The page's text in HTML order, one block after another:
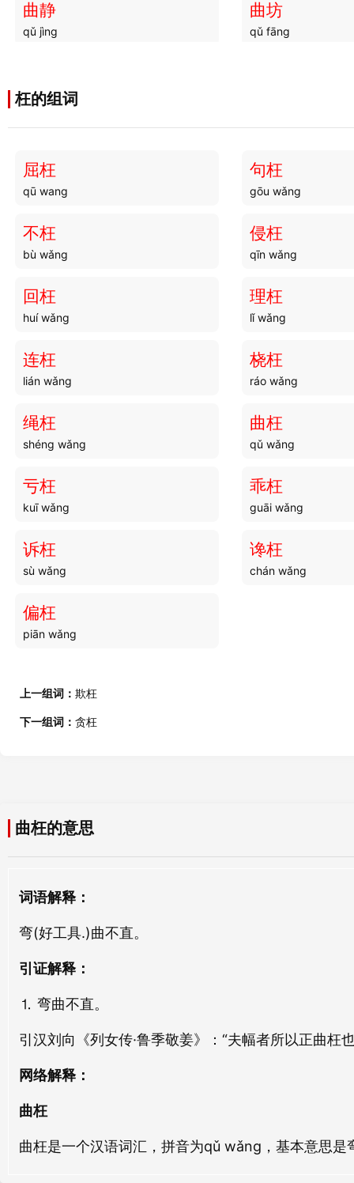
曲静
qǔ jìng
曲坊
qǔ fāng
qǔ xiàn
曲柄 曲直
曲隈 曲蟮
曲昭 曲解
曲伎 曲衍
曲牌 曲车
曲调 曲蹴
曲球 曲酒
曲线
qǔ xiá
曲局
qǔ jú qǔ xiàn
曲偻
曲谱
qǔ pǔ
qū chǐ qǔ xiāo
曲垂
qǔ chuí
曲迳 曲中
枉的组词
屈枉
qū wang
句枉
gōu wǎng
不枉
bù wǎng
侵枉
qīn wǎng
回枉
huí wǎng
理枉
lǐ wǎng
连枉
lián wǎng
桡枉
ráo wǎng
绳枉
shéng wǎng
曲枉
qǔ wǎng
亏枉
kuī wǎng
乖枉
guāi wǎng
诉枉
sù wǎng
谗枉
chán wǎng
偏枉
piān wǎng
上一组词： 欺枉
下一组词： 贪枉
曲枉的意思
词语解释：
弯(好工具.)曲不直。
引证解释：
⒈ 弯曲不直。
引汉刘向《列女传·鲁季敬姜》：“夫幅者所以正曲枉
网络解释：
曲枉
曲枉是一个汉语词汇，拼音为qǔ wǎng，基本意思是